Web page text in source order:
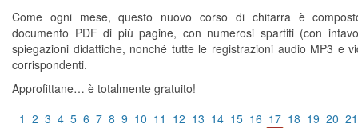
Come ogni mese, questo nuovo corso di chitarra è
documento PDF di più pagine, con numerosi spartiti (con
spiegazioni didattiche, nonché tutte le registrazioni audio MP3 e
corrispondenti.
Approfittane… è totalmente gratuito!
1 2 3 4 5 6 7 8 9 10 11 12 13 14 15 16 17 18 19 20 21